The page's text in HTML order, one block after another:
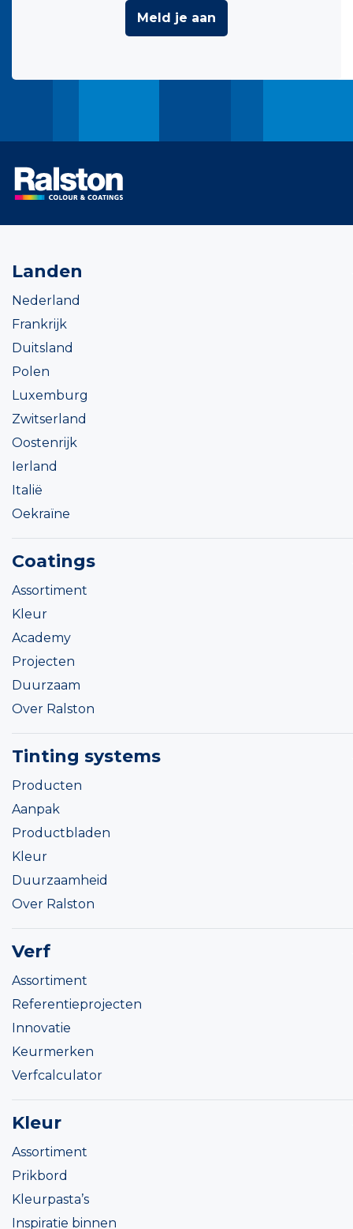
Meld je aan
Landen
Nederland
Frankrijk
Duitsland
Polen
Luxemburg
Zwitserland
Oostenrijk
Ierland
Italië
Oekraïne
Coatings
Assortiment
Kleur
Academy
Projecten
Duurzaam
Over Ralston
Tinting systems
Producten
Aanpak
Productbladen
Kleur
Duurzaamheid
Over Ralston
Verf
Assortiment
Referentieprojecten
Innovatie
Keurmerken
Verfcalculator
Kleur
Assortiment
Prikbord
Kleurpasta’s
Inspiratie binnen